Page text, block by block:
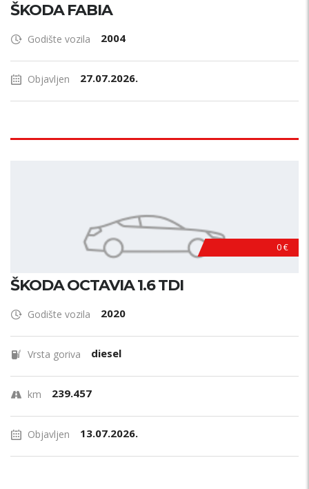
ŠKODA FABIA
Godište vozila 2004
Objavljen 27.07.2026.
0 €
ŠKODA OCTAVIA 1.6 TDI
Godište vozila 2020
Vrsta goriva diesel
km 239.457
Objavljen 13.07.2026.